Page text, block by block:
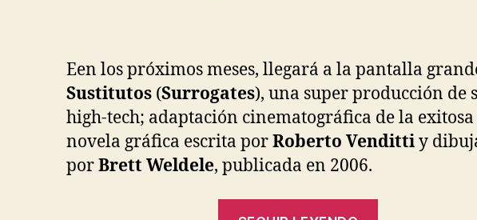
Een los próximos meses, llegará a la pantalla
Sustitutos (Surrogates), una super producción de
high-tech; adaptación cinematográfica de la exitosa
novela gráfica escrita porRoberto Vendittiy
porBrett Weldele, publicada en 2006.